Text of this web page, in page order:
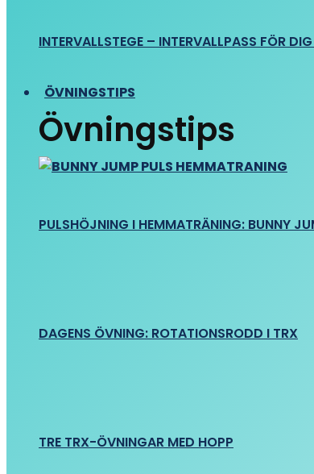
INTERVALLSTEGE – INTERVALLPASS FÖR
ÖVNINGSTIPS
Övningstips
PULSHÖJNING I HEMMATRÄNING: BUNNY
DAGENS ÖVNING: ROTATIONSRODD I TRX
TRE TRX-ÖVNINGAR MED HOPP